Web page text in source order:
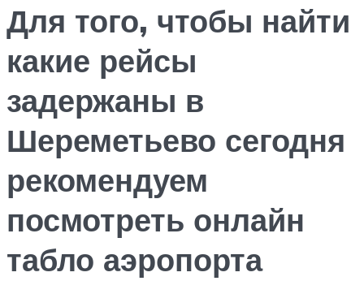
Для того, чтобы найти
какие рейсы
задержаны в
Шереметьево сегодня
рекомендуем
посмотреть онлайн
табло аэропорта